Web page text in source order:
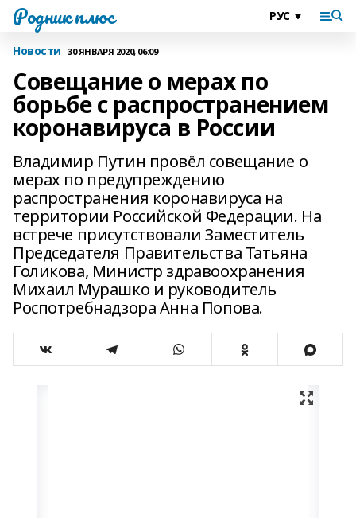
Родник плюс
Новости 30 ЯНВАРЯ 2020, 06:09
Совещание о мерах по
борьбе с распространением
коронавируса в России
Владимир Путин провёл совещание о
мерах по предупреждению
распространения коронавируса на
территории Российской Федерации. На
встрече присутствовали Заместитель
Председателя Правительства Татьяна
Голикова, Министр здравоохранения
Михаил Мурашко и руководитель
Роспотребнадзора Анна Попова.